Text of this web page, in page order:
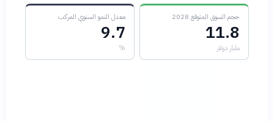
حجم السوق المتوقع 2028
11.8
مليار دولار
معدل النمو السنوي المركب
9.7
%